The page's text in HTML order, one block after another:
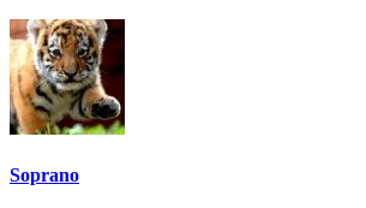
Soprano